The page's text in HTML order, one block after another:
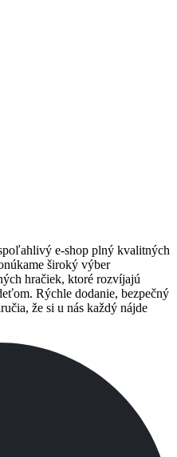
e-shop plný kvalitných
široký výber
hračiek, ktoré rozvíjajú
Rýchle dodanie, bezpečný
že si u nás každý nájde